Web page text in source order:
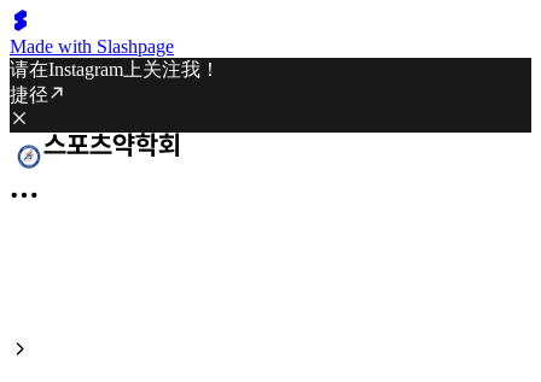
Made with Slashpage
请在Instagram上关注我！
捷径